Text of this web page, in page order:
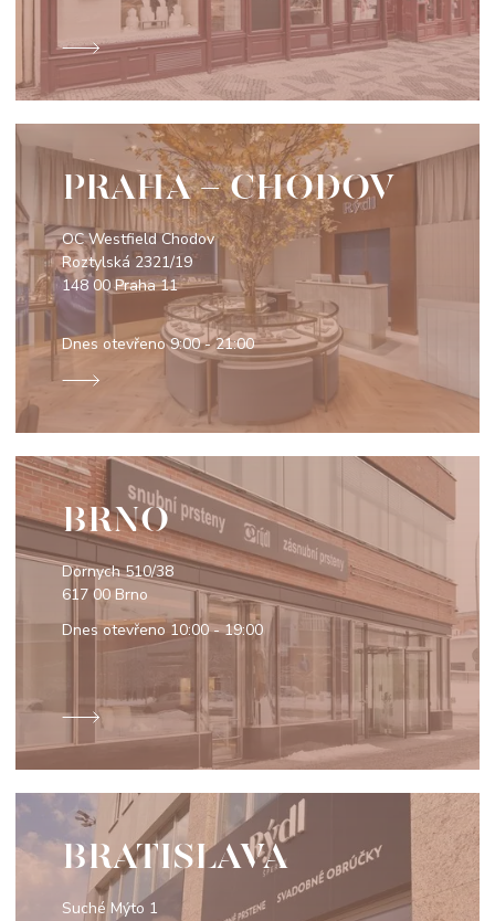
PRAHA - CHODOV
OC Westfield Chodov
Roztylská 2321/19
148 00 Praha 11
Dnes otevřeno9:00 - 21:00
BRNO
Dornych 510/38
617 00 Brno
Dnes otevřeno10:00 - 19:00
BRATISLAVA
Suché Mýto 1